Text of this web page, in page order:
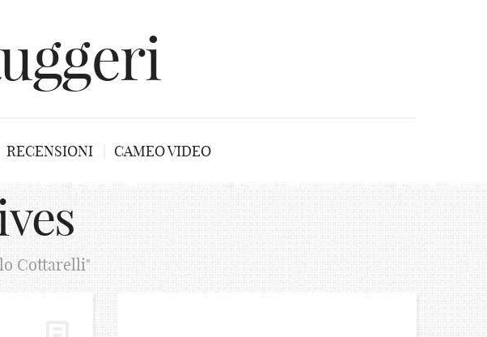
RECENSIONI CAMEO VIDEO
Cottarelli"